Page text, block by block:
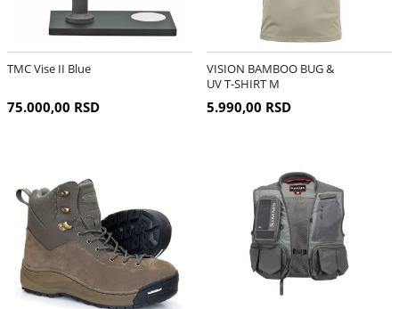
TMC Vise II Blue
75.000,00 RSD
VISION BAMBOO BUG &
UV T-SHIRT M
5.990,00 RSD